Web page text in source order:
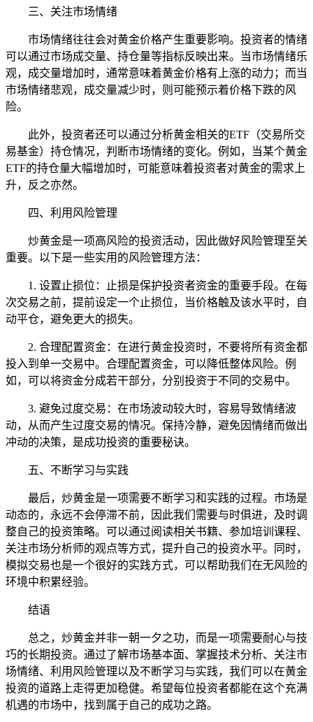
三、关注市场情绪
市场情绪往往会对黄金价格产生重要影响。投资者的情绪
可以通过市场成交量、持仓量等指标反映出来。当市场情绪乐
观，成交量增加时，通常意味着黄金价格有上涨的动力；而当
市场情绪悲观，成交量减少时，则可能预示着价格下跌的风
险。
此外，投资者还可以通过分析黄金相关的ETF（交易所交
易基金）持仓情况，判断市场情绪的变化。例如，当某个黄金
ETF的持仓量大幅增加时，可能意味着投资者对黄金的需求上
升，反之亦然。
四、利用风险管理
炒黄金是一项高风险的投资活动，因此做好风险管理至关
重要。以下是一些实用的风险管理方法：
1. 设置止损位：止损是保护投资者资金的重要手段。在每
次交易之前，提前设定一个止损位，当价格触及该水平时，自
动平仓，避免更大的损失。
2. 合理配置资金：在进行黄金投资时，不要将所有资金都
投入到单一交易中。合理配置资金，可以降低整体风险。例
如，可以将资金分成若干部分，分别投资于不同的交易中。
3. 避免过度交易：在市场波动较大时，容易导致情绪波
动，从而产生过度交易的情况。保持冷静，避免因情绪而做出
冲动的决策，是成功投资的重要秘诀。
五、不断学习与实践
最后，炒黄金是一项需要不断学习和实践的过程。市场是
动态的，永远不会停滞不前，因此我们需要与时俱进，及时调
整自己的投资策略。可以通过阅读相关书籍、参加培训课程、
关注市场分析师的观点等方式，提升自己的投资水平。同时，
模拟交易也是一个很好的实践方式，可以帮助我们在无风险的
环境中积累经验。
结语
总之，炒黄金并非一朝一夕之功，而是一项需要耐心与技
巧的长期投资。通过了解市场基本面、掌握技术分析、关注市
场情绪、利用风险管理以及不断学习与实践，我们可以在黄金
投资的道路上走得更加稳健。希望每位投资者都能在这个充满
机遇的市场中，找到属于自己的成功之路。